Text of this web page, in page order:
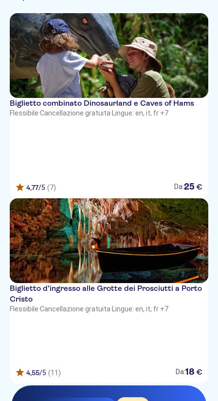
Italiano
Norwegian
Portoghese
Russo
Cinese
Biglietto combinato Dinosaurland e Caves of Hams
Flessibile·Cancellazione gratuita· Lingue: en, it, fr +7
4,77/5 (7) Da:25 €
Biglietto d'ingresso alle Grotte dei Prosciutti a Porto
Cristo
Flessibile·Cancellazione gratuita· Lingue: en, it, fr +7
4,55/5 (11) Da:18 €